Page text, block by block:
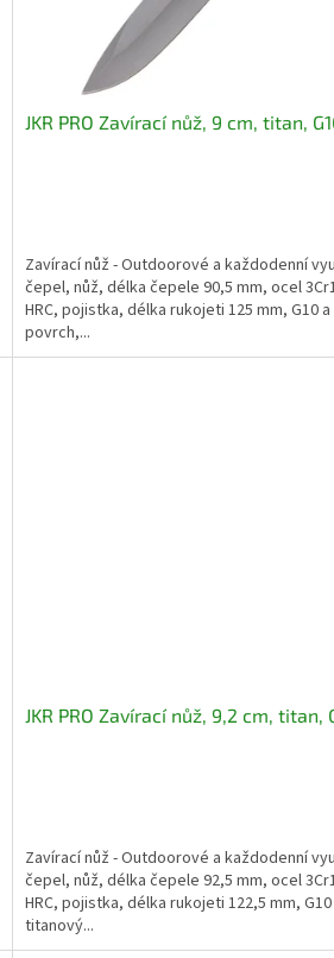
JKR PRO Zavírací nůž, 9 cm, titan,
Zavírací nůž - Outdoorové a každodenní
čepel, nůž, délka čepele 90,5 mm, ocel
HRC, pojistka, délka rukojeti 125 mm, G10
povrch,...
JKR PRO Zavírací nůž, 9,2 cm, titan,
Zavírací nůž - Outdoorové a každodenní
čepel, nůž, délka čepele 92,5 mm, ocel
HRC, pojistka, délka rukojeti 122,5 mm,
titanový...